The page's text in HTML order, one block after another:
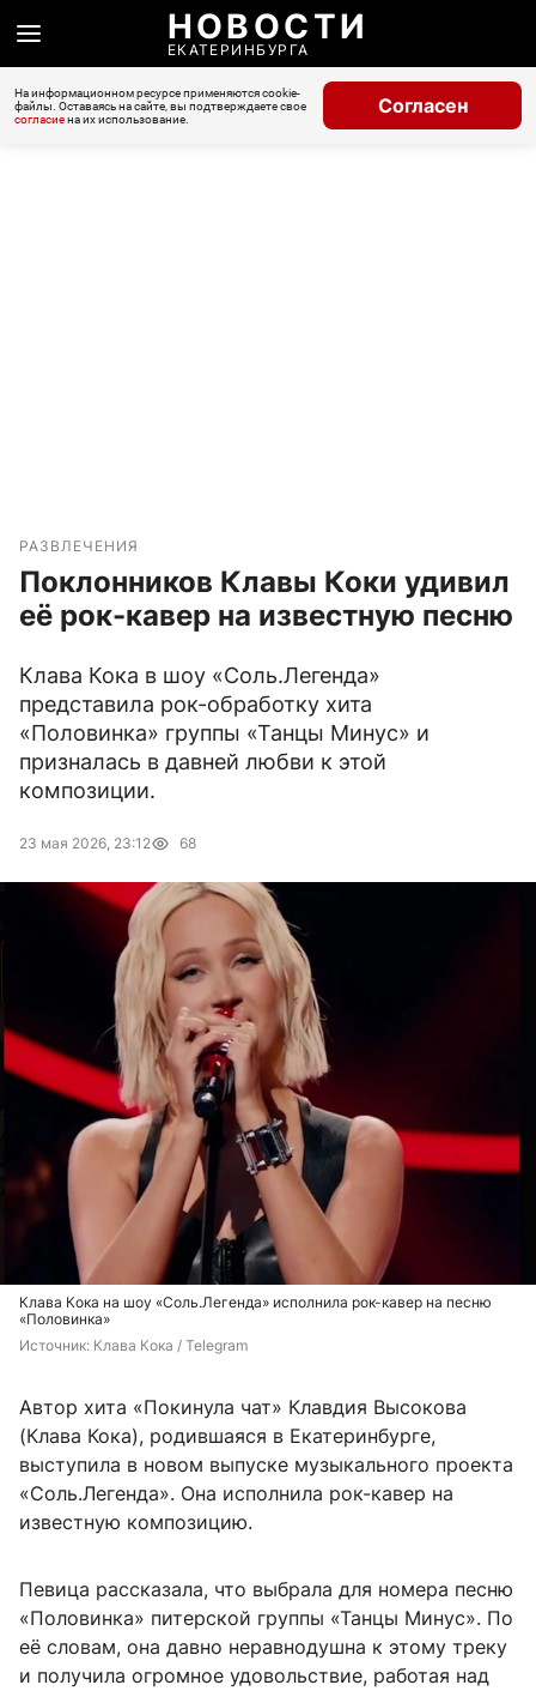
НОВОСТИ
ЕКАТЕРИНБУРГА
На информационном ресурсе применяются cookie-
файлы. Оставаясь на сайте, вы подтверждаете свое
согласиена их использование.
Согласен
РАЗВЛЕЧЕНИЯ
Поклонников Клавы Коки удивил
её рок-кавер на известную песню
Клава Кока в шоу «Соль.Легенда»
представила рок-обработку хита
«Половинка» группы «Танцы Минус» и
призналась в давней любви к этой
композиции.
23 мая 2026, 23:12 68
Клава Кока на шоу «Соль.Легенда» исполнила рок-кавер на песню
«Половинка»
Источник: Клава Кока / Telegram
Автор хита «Покинула чат» Клавдия Высокова
(Клава Кока), родившаяся в Екатеринбурге,
выступила в новом выпуске музыкального проекта
«Соль.Легенда». Она исполнила рок-кавер на
известную композицию.
Певица рассказала, что выбрала для номера песню
«Половинка» питерской группы «Танцы Минус». По
её словам, она давно неравнодушна к этому треку
и получила огромное удовольствие, работая над